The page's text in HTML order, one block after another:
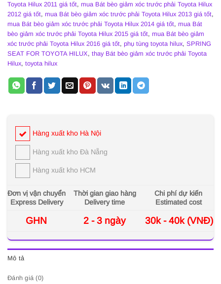
Toyota Hilux 2011 giá tốt, mua Bát bèo giảm xóc trước phải Toyota Hilux
2012 giá tốt, mua Bát bèo giảm xóc trước phải Toyota Hilux 2013 giá tốt,
mua Bát bèo giảm xóc trước phải Toyota Hilux 2014 giá tốt, mua Bát
bèo giảm xóc trước phải Toyota Hilux 2015 giá tốt, mua Bát bèo giảm
xóc trước phải Toyota Hilux 2016 giá tốt, phụ tùng toyota hilux, SPRING
SEAT FOR TOYOTA HILUX, thay Bát bèo giảm xóc trước phải Toyota
Hilux, toyota hilux
Hàng xuất kho Hà Nội
Hàng xuất kho Đà Nẵng
Hàng xuất kho HCM
Đơn vị vận chuyển
Express Delivery
Thời gian giao hàng
Delivery time
Chi phí dự kiến
Estimated cost
GHN 2 - 3 ngày 30k - 40k (VNĐ)
Mô tả
Đánh giá (0)